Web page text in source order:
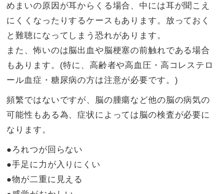
めまいの原因が耳からくる場合、中には耳が聞こえ
にくくなったりするケースもあります。放っておく
と難聴になってしまう恐れがあります。
また、怖いのは脳出血や脳梗塞の前触れである場合
もあります。(特に、高齢者や高血圧・高コレステロ
ール血症・糖尿病の方は注意が必要です。)
頻繁ではないですが、脳の腫瘍など他の脳の病気の
可能性もある為、症状によっては脳の検査が必要に
なります。
●ろれつが回らない
●手足に力が入りにくい
●物が二重に見える